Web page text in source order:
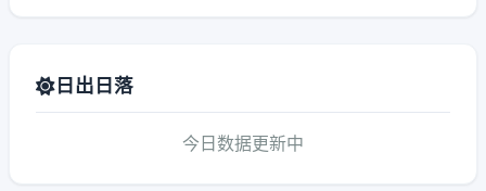
日出日落
今日数据更新中